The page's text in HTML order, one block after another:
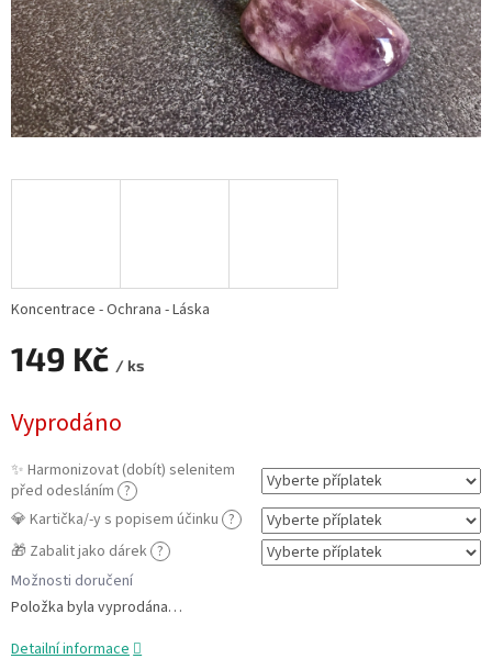
149 Kč / ks
cena:
Vyprodáno
✨ Harmonizovat (dobít) selenitem
před odesláním ?
💎 Kartička/-y s popisem účinku ?
🎁 Zabalit jako dárek ?
Možnosti doručení
Položka byla vyprodána…
Koncentrace - Ochrana - Láska
Detailní informace